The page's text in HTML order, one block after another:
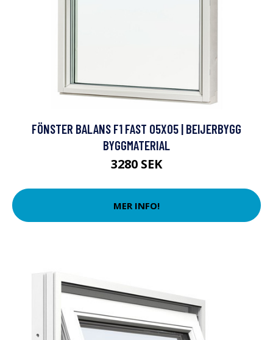
FÖNSTER BALANS F1 FAST 05X05 | BEIJERBYGG
BYGGMATERIAL
3280 SEK
MER INFO!